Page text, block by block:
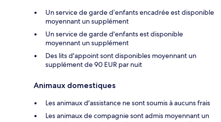
Un service de garde d’enfants encadrée est disponible
moyennant un supplément
Un service de garde d'enfants est disponible
moyennant un supplément
Des lits d'appoint sont disponibles moyennant un
supplément de 90 EUR par nuit
Animaux domestiques
Les animaux d'assistance ne sont soumis à aucuns frais
Les animaux de compagnie sont admis moyennant un